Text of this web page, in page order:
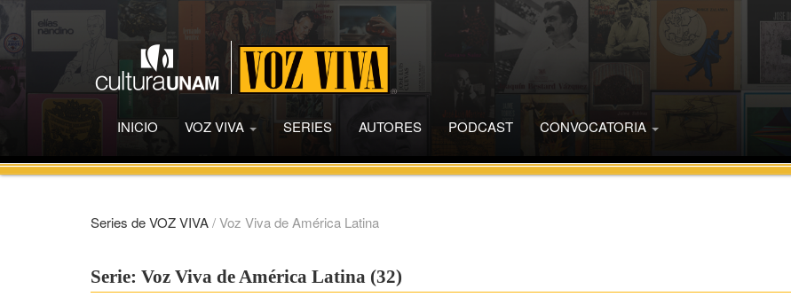
INICIO VOZ VIVA SERIES AUTORES PODCAST CONVOCATORIA
Series de VOZ VIVA/Voz Viva de América Latina
Serie: Voz Viva de América Latina (32)